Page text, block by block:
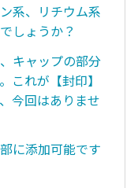
系、リチウム系
しょうか？
キャップの部分
これが【封印】
今回はありませ
に添加可能です